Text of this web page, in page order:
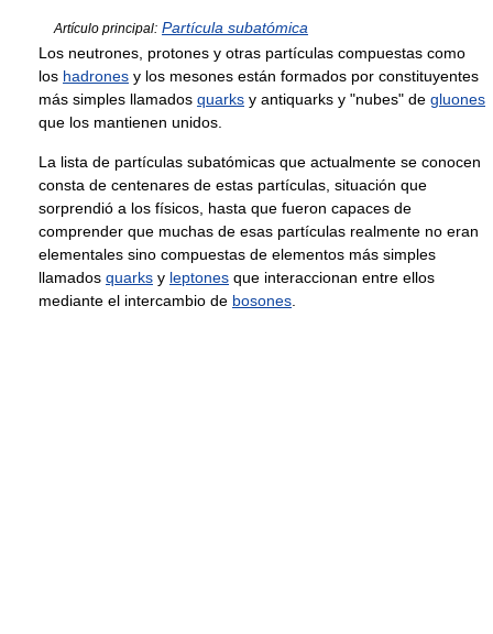
Artículo principal: Partícula subatómica
Los neutrones, protones y otras partículas compuestas como
los hadrones y los mesones están formados por constituyentes
más simples llamados quarks y antiquarks y "nubes" de gluones
que los mantienen unidos.
La lista de partículas subatómicas que actualmente se conocen
consta de centenares de estas partículas, situación que
sorprendió a los físicos, hasta que fueron capaces de
comprender que muchas de esas partículas realmente no eran
elementales sino compuestas de elementos más simples
llamados quarks y leptones que interaccionan entre ellos
mediante el intercambio de bosones